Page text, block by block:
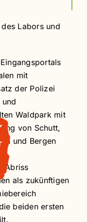
Labors und
mit
der Polizei
Waldpark mit
von Schutt,
und Bergen
Abriss
als zukünftigen
beiden ersten